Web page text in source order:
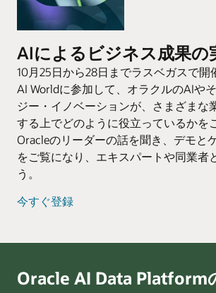
AIによるビジネス成果の
10月25日から28日までラスベガスで開
AI Worldに参加して、オラクルのAIや
ジー・イノベーションが、さまざまな
する上でどのように役立っているかを
Oracleのリーダーの話を聞き、デモと
をご覧になり、エキスパートや同業者
う。
今すぐ登録
Oracle AI Data Platform